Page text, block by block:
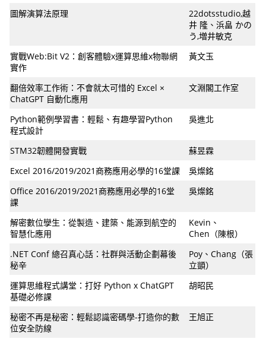
圖解演算法原理
22dotsstudio,越
井 隆、浜畠 かの
う,増井敏克
實戰Web:Bit V2：創客體驗x運算思維x物聯網
實作
黃文玉
翻倍效率工作術：不會就太可惜的 Excel ×
ChatGPT 自動化應用
文淵閣工作室
Python範例學習書：輕鬆、有趣學習Python
程式設計
吳進北
STM32韌體開發實戰
蘇昱霖
Excel 2016/2019/2021商務應用必學的16堂課
吳燦銘
Office 2016/2019/2021商務應用必學的16堂
課
吳燦銘
解密數位孿生：從製造、建築、能源到航空的
智慧化應用
Kevin、
Chen（陳根）
.NET Conf 總召真心話：社群與活動企劃幕後
秘辛
Poy、Chang（張
立顗）
運算思維程式講堂：打好 Python x ChatGPT
基礎必修課
胡昭民
秘密不再是秘密：輕鬆認識密碼學-打造你的數
位安全防線
王旭正